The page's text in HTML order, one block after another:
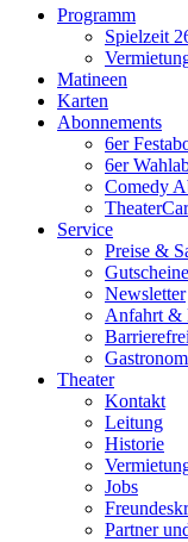
Programm
Spielzeit
Matineen
Karten
Abonnements
6er
6er
Comedy
Service
Preise &
Gutscheine
Newsletter
Anfahrt &
Theater
Kontakt
Leitung
Historie
Jobs
Partner